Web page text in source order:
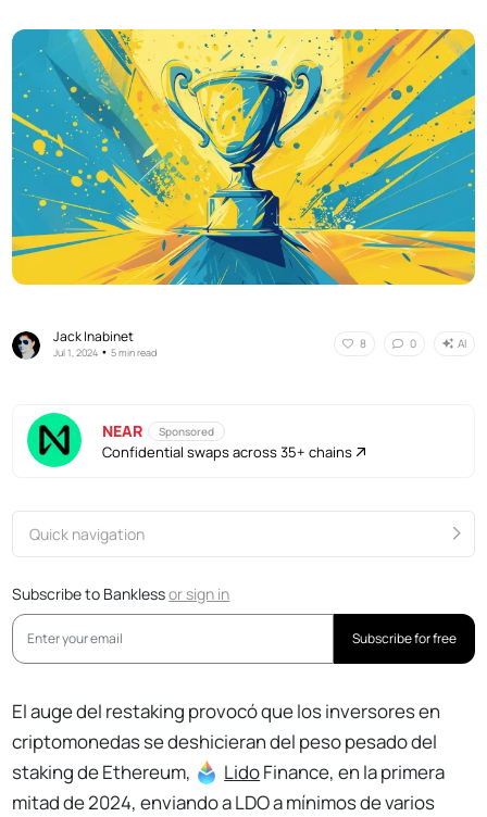
Jack Inabinet
Jul 1, 2024 •5 min read
8 0 AI
NEAR Sponsored
Confidential swaps across 35+ chains
Quick navigation
Subscribe to Banklessorsign in
Subscribe for free
El auge del restaking provocó que los inversores en
criptomonedas se deshicieran del peso pesado del
staking de Ethereum,
LidoFinance, en la primera
mitad de 2024, enviando a LDO a mínimos de varios